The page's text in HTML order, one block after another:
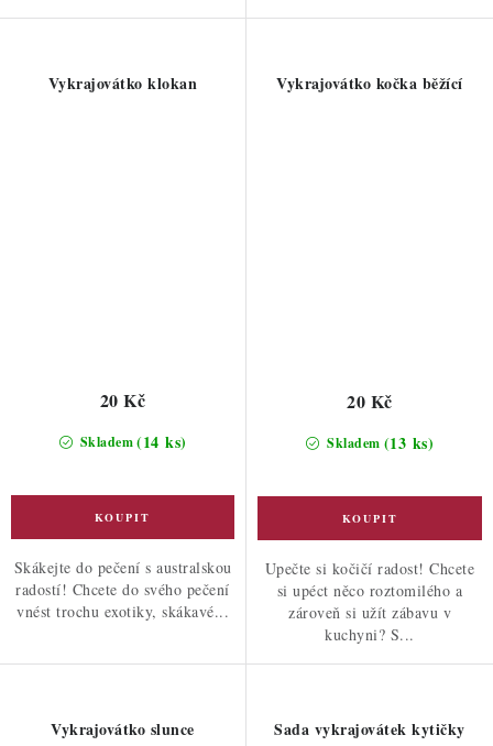
Vykrajovátko klokan
Skladem(14 ks)
20 Kč
Skákejte do pečení s australskou
radostí! Chcete do svého pečení
vnést trochu exotiky, skákavé...
Vykrajovátko kočka běžící
Skladem (13 ks)
20 Kč
Upečte si kočičí radost! Chcete
si upéct něco roztomilého a
zároveň si užít zábavu v
kuchyni? S...
Vykrajovátko slunce Sada vykrajovátek kytičky